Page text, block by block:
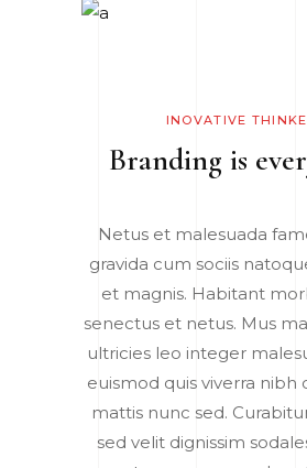
INOVATIVE
Branding is
Netus et malesuada
gravida cum sociis
et magnis. Habitant
senectus et netus. Mus
ultricies leo integer
euismod quis viverra nibh
mattis nunc sed.
sed velit dignissim